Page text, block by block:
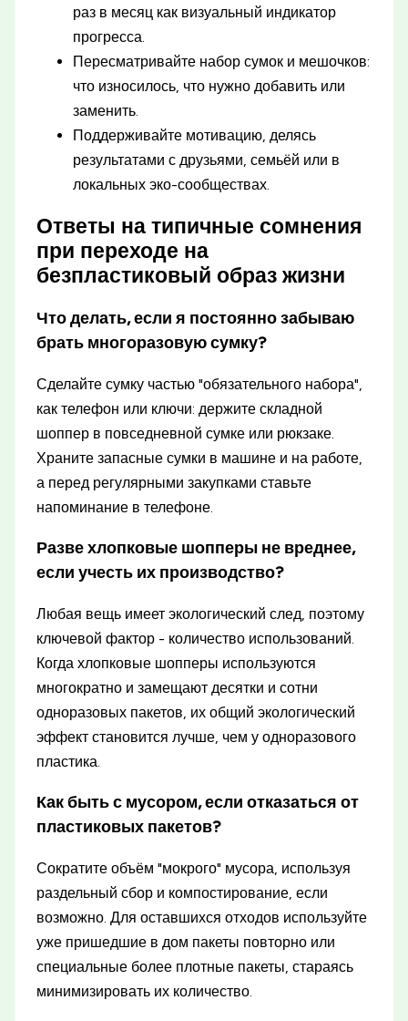
раз в месяц как визуальный индикатор
прогресса.
Пересматривайте набор сумок и мешочков:
что износилось, что нужно добавить или
заменить.
Поддерживайте мотивацию, делясь
результатами с друзьями, семьёй или в
локальных эко-сообществах.
Ответы на типичные сомнения
при переходе на
безпластиковый образ жизни
Что делать, если я постоянно забываю
брать многоразовую сумку?
Сделайте сумку частью "обязательного набора",
как телефон или ключи: держите складной
шоппер в повседневной сумке или рюкзаке.
Храните запасные сумки в машине и на работе,
а перед регулярными закупками ставьте
напоминание в телефоне.
Разве хлопковые шопперы не вреднее,
если учесть их производство?
Любая вещь имеет экологический след, поэтому
ключевой фактор - количество использований.
Когда хлопковые шопперы используются
многократно и замещают десятки и сотни
одноразовых пакетов, их общий экологический
эффект становится лучше, чем у одноразового
пластика.
Как быть с мусором, если отказаться от
пластиковых пакетов?
Сократите объём "мокрого" мусора, используя
раздельный сбор и компостирование, если
возможно. Для оставшихся отходов используйте
уже пришедшие в дом пакеты повторно или
специальные более плотные пакеты, стараясь
минимизировать их количество.